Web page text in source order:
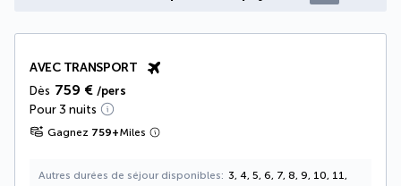
AVEC TRANSPORT
Dès 759 € /pers
Pour 3 nuits
Gagnez 759+Miles
Autres durées de séjour disponibles
3, 4, 5, 6, 7, 8, 9, 10, 11,